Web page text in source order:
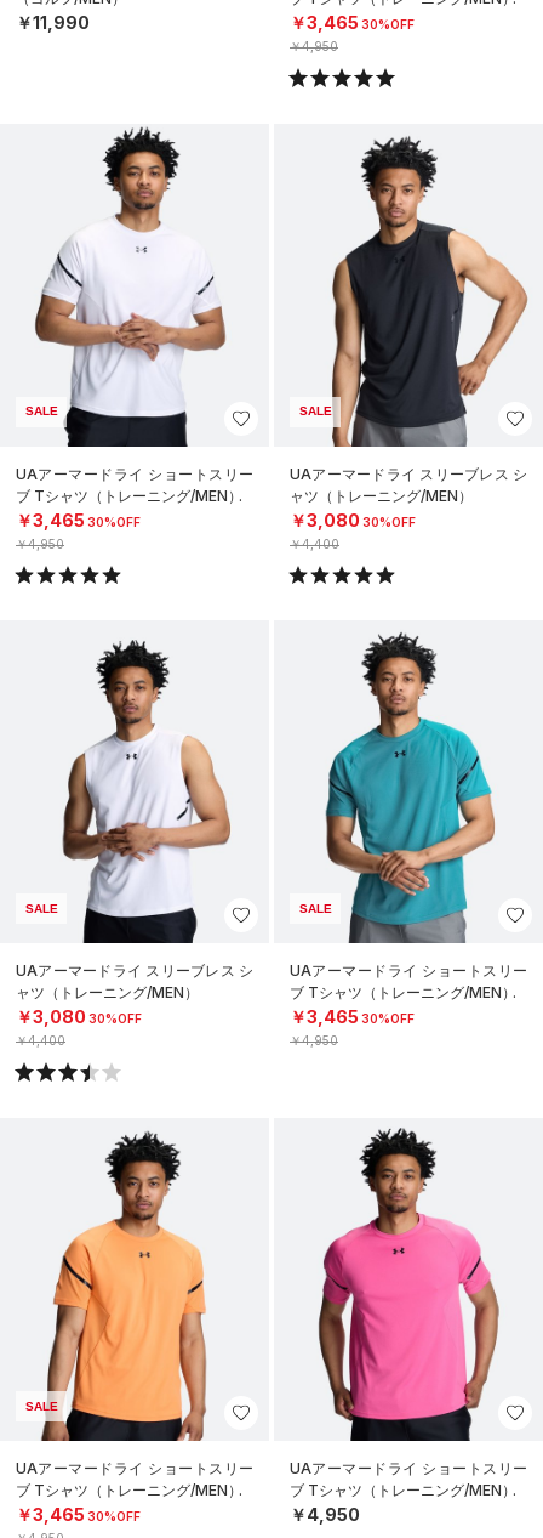
￥11,990 ￥3,465 30%OFF
￥4,950
SALE
UAアーマードライ ショートスリー
ブ Tシャツ（トレーニング/MEN）
￥3,465 30%OFF
￥4,950
SALE
UAアーマードライ スリーブレス シ
ャツ（トレーニング/MEN）
￥3,080 30%OFF
￥4,400
SALE
UAアーマードライ スリーブレス シ
ャツ（トレーニング/MEN）
￥3,080 30%OFF
￥4,400
SALE
UAアーマードライ ショートスリー
ブ Tシャツ（トレーニング/MEN）
￥3,465 30%OFF
￥4,950
SALE
UAアーマードライ ショートスリー
ブ Tシャツ（トレーニング/MEN）
￥3,465 30%OFF
UAアーマードライ ショートスリー
ブ Tシャツ（トレーニング/MEN）
￥4,950